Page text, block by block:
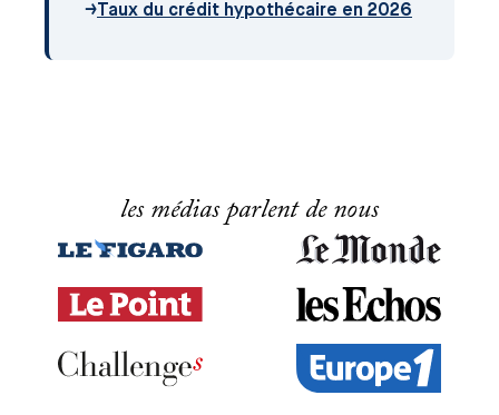
→Taux du crédit hypothécaire en 2026
les médias parlent de nous